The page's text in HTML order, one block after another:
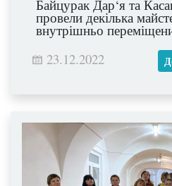
Байцурак Дар‘я та
провели декілька
внутрішньо
з деокупованих
нас на свята.
23.12.2022